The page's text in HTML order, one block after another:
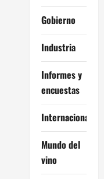
Gobierno
Industria
Informes y
encuestas
Internacional
Mundo del
vino